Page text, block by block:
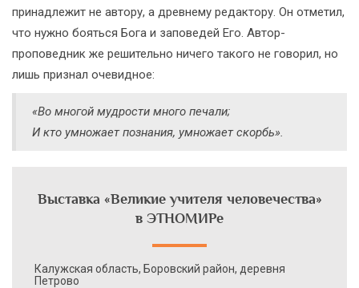
принадлежит не автору, а древнему редактору. Он отметил,
что нужно бояться Бога и заповедей Его. Автор-
проповедник же решительно ничего такого не говорил, но
лишь признал очевидное:
«Во многой мудрости много печали;
И кто умножает познания, умножает скорбь».
Выставка «Великие учителя человечества»
в ЭТНОМИРе
Калужская область, Боровский район, деревня
Петрово